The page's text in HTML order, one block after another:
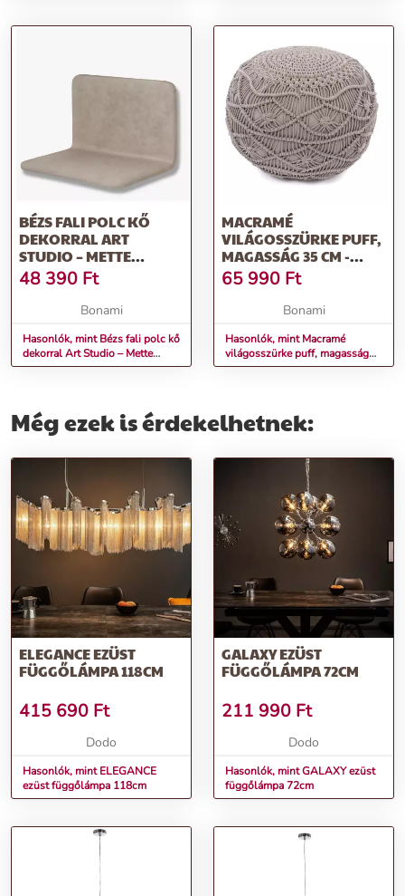
BÉZS FALI POLC KŐ
DEKORRAL ART
STUDIO – METTE
DITMER DENMARK
48 390 Ft
Bonami
Hasonlók, mint Bézs fali polc kő
dekorral Art Studio – Mette
Ditmer Denmark
MACRAMÉ
VILÁGOSSZÜRKE PUFF,
MAGASSÁG 35 CM -
TISECO HOME STUDIO
65 990 Ft
Bonami
Hasonlók, mint Macramé
világosszürke puff, magasság
35 cm - Tiseco Home Studio
Még ezek is érdekelhetnek:
ELEGANCE EZÜST
FÜGGŐLÁMPA 118CM
415 690 Ft
Dodo
Hasonlók, mint ELEGANCE
ezüst függőlámpa 118cm
GALAXY EZÜST
FÜGGŐLÁMPA 72CM
211 990 Ft
Dodo
Hasonlók, mint GALAXY ezüst
függőlámpa 72cm